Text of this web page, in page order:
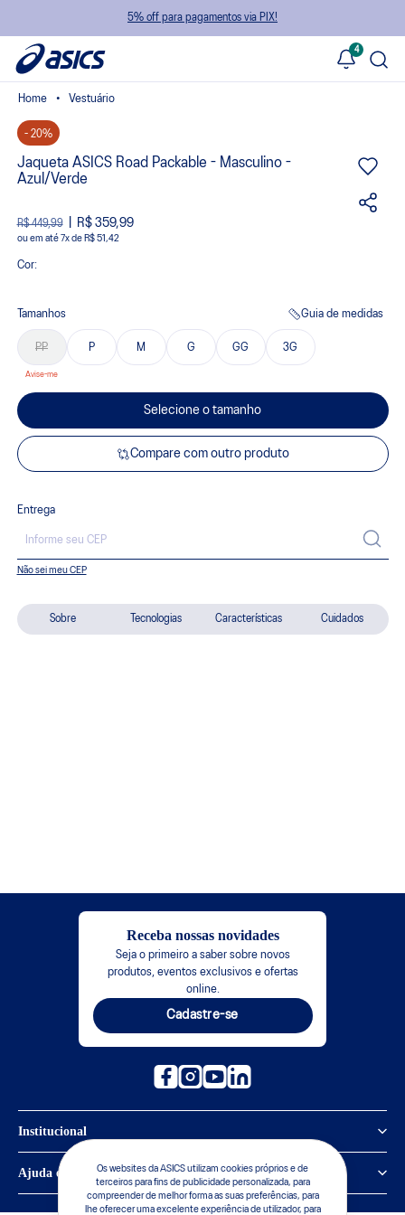
5% off para pagamentos via PIX!
4
Os websites da ASICS utilizam cookies próprios e de
terceiros para fins de publicidade personalizada, para
compreender de melhor forma as suas preferências, para
lhe oferecer uma excelente experiência de utilizador, para
Sobre Tecnologias Características Cuidados
Vestuário
- 20%
Jaqueta ASICS Road Packable - Masculino -
Azul/Verde
R$ 449,99 R$ 359,99
ou 7xde R$ 51,42
Cor:
Tamanhos Guia de medidas
PP P M G GG 3G
Selecione o tamanho
Compare com outro produto
Entrega
Não sei meu CEP
Receba nossas novidades
Seja o primeiro a saber sobre novos
produtos, eventos exclusivos e ofertas
online.
Cadastre-se
Institucional
Política de Privacidade
Sobre a ASICS
Ajuda e suporte
Central de Relacionamento